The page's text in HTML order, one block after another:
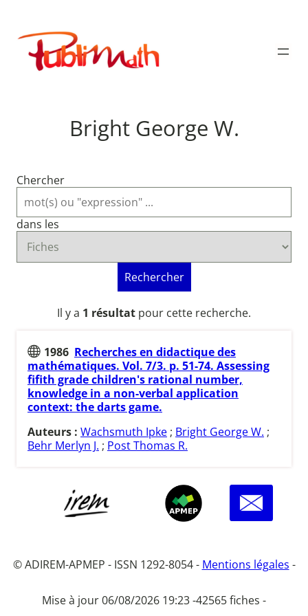
contenu
Publimath
Bright George W.
Chercher
dans les
Rechercher
Il y a 1 résultat pour cette recherche.
1986 Recherches en didactique des
mathématiques. Vol. 7/3. p. 51-74. Assessing
fifith grade children's rational number,
knowledge in a non-verbal application
context: the darts game.
Auteurs : Wachsmuth Ipke ; Bright George W. ;
Behr Merlyn J. ; Post Thomas R.
© ADIREM-APMEP - ISSN 1292-8054 - Mentions légales -
Mise à jour 06/08/2026 19:23 -42565 fiches -